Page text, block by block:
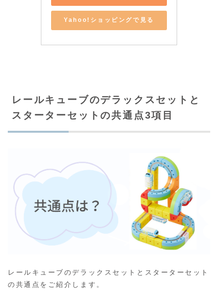
Yahoo!ショッピングで見る
レールキューブのデラックスセットと
スターターセットの共通点3項目
レールキューブのデラックスセットとスターターセット
の共通点をご紹介します。